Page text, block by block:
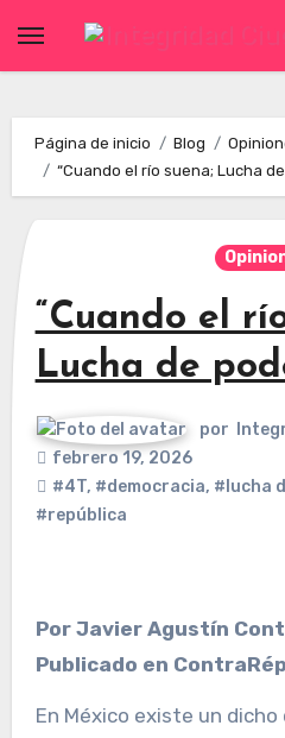
Página de inicio Blog
“Cuando el río suena; Lucha
“Cuando el
Lucha de
por
febrero 19, 2026
#4T, #democracia, #lucha
#república
Por Javier Agustín Contreras Rosales.
Publicado en
En México existe un